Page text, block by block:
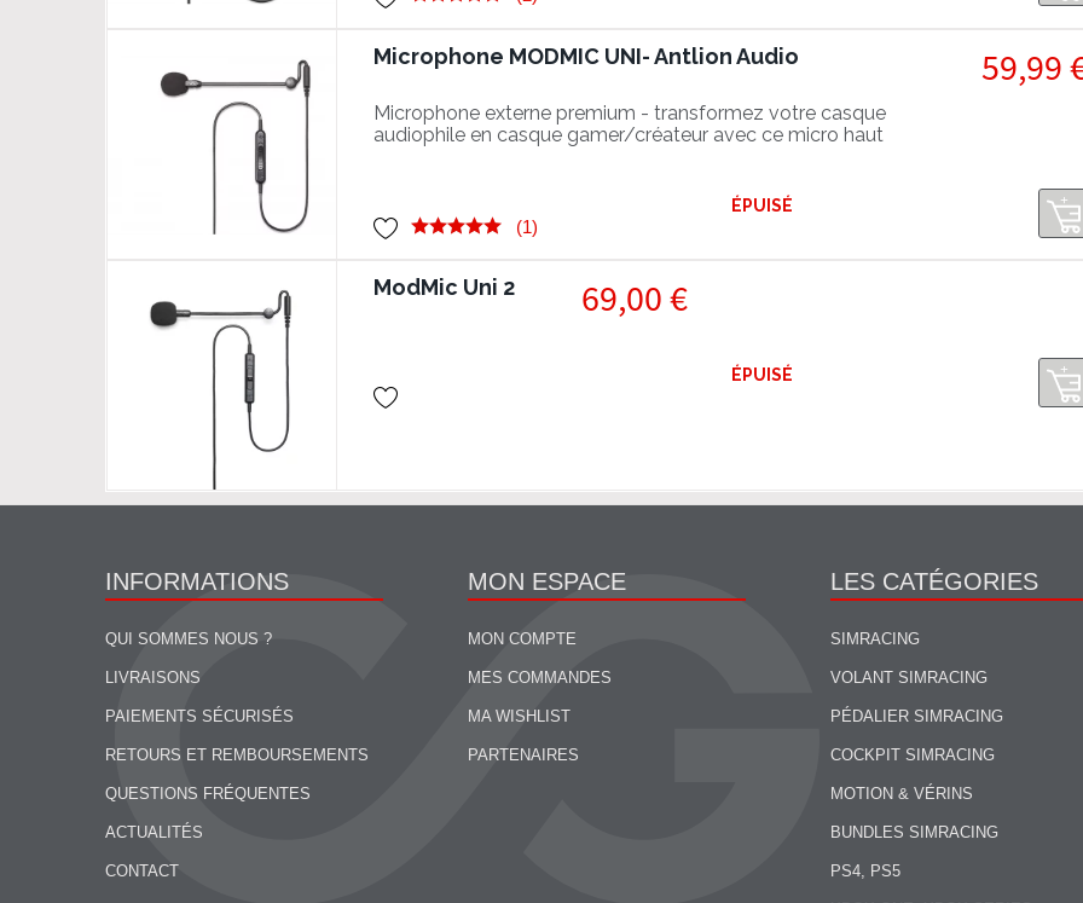
Microphone MODMIC UNI- Antlion Audio
Microphone externe premium - transformez votre casque
audiophile en casque gamer/créateur avec ce micro haut
59,99
(1)
ÉPUISÉ
ModMic Uni 2 69,00 €
ÉPUISÉ
INFORMATIONS
QUI SOMMES NOUS ?
LIVRAISONS
PAIEMENTS SÉCURISÉS
RETOURS ET REMBOURSEMENTS
QUESTIONS FRÉQUENTES
ACTUALITÉS
CONTACT
MON ESPACE
MON COMPTE
MES COMMANDES
MA WISHLIST
PARTENAIRES
LES CATÉGORIES
SIMRACING
VOLANT SIMRACING
PÉDALIER SIMRACING
COCKPIT SIMRACING
MOTION & VÉRINS
BUNDLES SIMRACING
PS4, PS5